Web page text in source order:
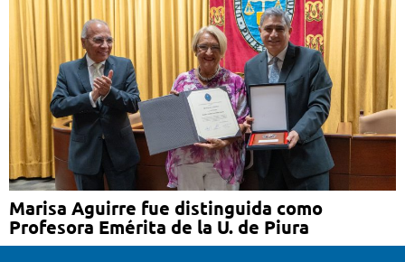
Marisa Aguirre fue distinguida como
Profesora Emérita de la U. de Piura